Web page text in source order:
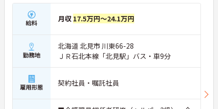
給料 月収 17.5万円～24.1万円
勤務地
北海道 北見市 川東66-28
ＪＲ石北本線「北見駅」バス・車9分
雇用形態 契約社員・嘱託社員